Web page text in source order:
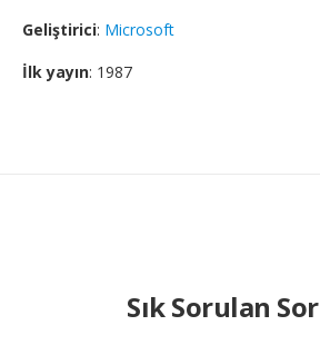
Geliştirici: Microsoft
İlk yayın: 1987
Sık Sorulan